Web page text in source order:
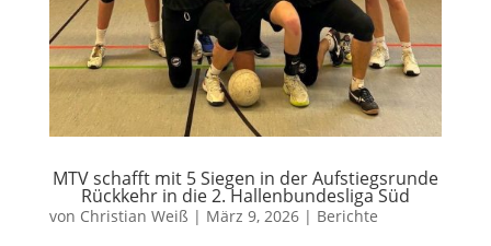
MTV schafft mit 5 Siegen in der Aufstiegsrunde
Rückkehr in die 2. Hallenbundesliga Süd
von Christian Weiß | März 9, 2026| Berichte